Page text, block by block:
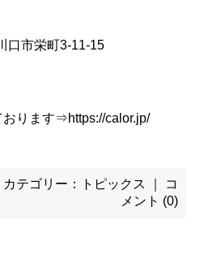
市栄町3-11-15
おります⇒https://calor.jp/
テゴリー： トピックス
コ
メント (0)